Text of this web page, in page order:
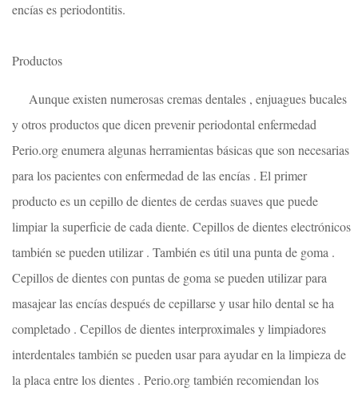
encías es periodontitis.
Productos
Aunque existen numerosas cremas dentales , enjuagues bucales
y otros productos que dicen prevenir periodontal enfermedad
Perio.org enumera algunas herramientas básicas que son necesarias
para los pacientes con enfermedad de las encías . El primer
producto es un cepillo de dientes de cerdas suaves que puede
limpiar la superficie de cada diente. Cepillos de dientes electrónicos
también se pueden utilizar . También es útil una punta de goma .
Cepillos de dientes con puntas de goma se pueden utilizar para
masajear las encías después de cepillarse y usar hilo dental se ha
completado . Cepillos de dientes interproximales y limpiadores
interdentales también se pueden usar para ayudar en la limpieza de
la placa entre los dientes . Perio.org también recomiendan los